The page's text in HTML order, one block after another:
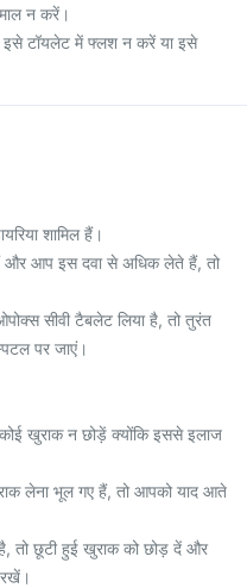
न करें।
इसे टॉयलेट में फ्लश न करें या इसे
शामिल हैं।
और आप इस दवा से अधिक लेते हैं, तो
सीवी टैबलेट लिया है, तो तुरंत
पर जाएं।
कोई खुराक न छोड़ें क्योंकि इससे इलाज
लेना भूल गए हैं, तो आपको याद आते
तो छूटी हुई खुराक को छोड़ दें और